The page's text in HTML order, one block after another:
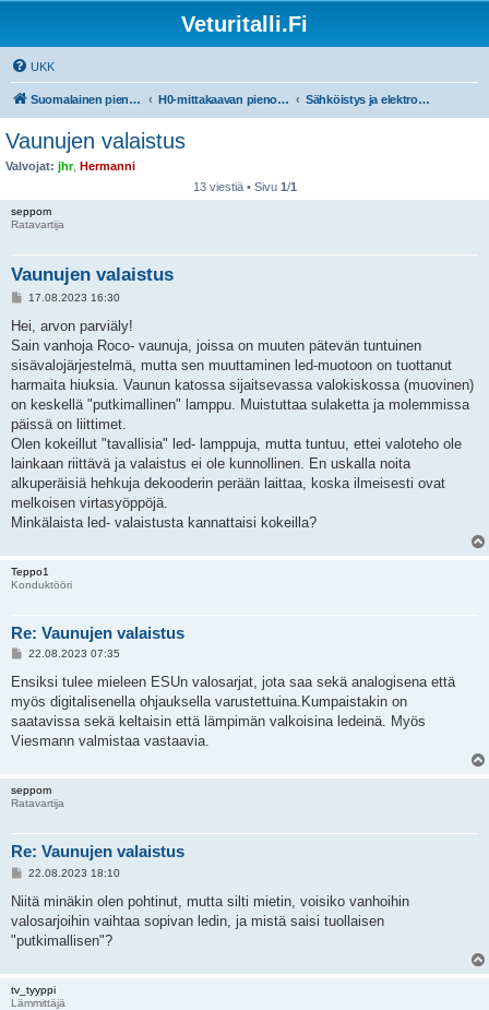
Veturitalli.Fi
UKK
Suomalainen pienoisrautatiefoorumi H0-mittakaavan pienoisrautatiet Sähköistys ja elektroniikka
Vaunujen valaistus
Valvojat: jhr, Hermanni
13 viestiä • Sivu 1/1
seppom
Ratavartija
Vaunujen valaistus
V
e
t
i
17.08.2023 16:30
Hei, arvon parviäly!
Sain vanhoja Roco- vaunuja, joissa on muuten pätevän tuntuinen
sisävalojärjestelmä, mutta sen muuttaminen led-muotoon on tuottanut
harmaita hiuksia. Vaunun katossa sijaitsevassa valokiskossa (muovinen)
on keskellä "putkimallinen" lamppu. Muistuttaa sulaketta ja molemmissa
päissä on liittimet.
Olen kokeillut "tavallisia" led- lamppuja, mutta tuntuu, ettei valoteho ole
lainkaan riittävä ja valaistus ei ole kunnollinen. En uskalla noita
alkuperäisiä hehkuja dekooderin perään laittaa, koska ilmeisesti ovat
melkoisen virtasyöppöjä.
Minkälaista led- valaistusta kannattaisi kokeilla?
Teppo1
Konduktööri
Re: Vaunujen valaistus
V
e
t
i
22.08.2023 07:35
Ensiksi tulee mieleen ESUn valosarjat, jota saa sekä analogisena että
myös digitalisenella ohjauksella varustettuina.Kumpaistakin on
saatavissa sekä keltaisin että lämpimän valkoisina ledeinä. Myös
Viesmann valmistaa vastaavia.
seppom
Ratavartija
Re: Vaunujen valaistus
V
e
t
i
22.08.2023 18:10
Niitä minäkin olen pohtinut, mutta silti mietin, voisiko vanhoihin
valosarjoihin vaihtaa sopivan ledin, ja mistä saisi tuollaisen
"putkimallisen"?
tv_tyyppi
Lämmittäjä